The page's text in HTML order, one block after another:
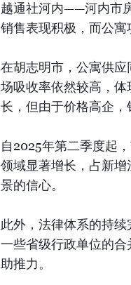
越通社河内——河内市
销售表现积极，而公寓
在胡志明市，公寓供
场吸收率依然较高，
长，但由于价格高企，
自2025年第二季度起
领域显著增长，占新
景的信心。
此外，法律体系的持
一些省级行政单位的
助推力。